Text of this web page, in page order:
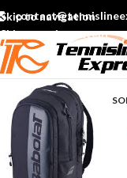
Skip to navigation
Skip to main content